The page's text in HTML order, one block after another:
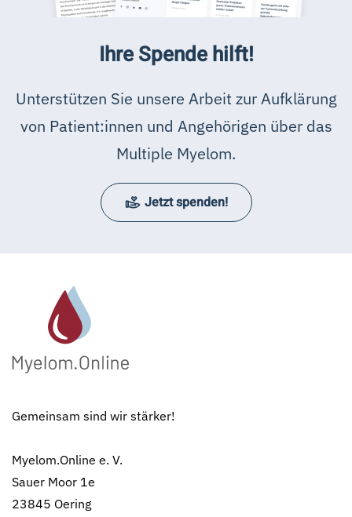
Ihre Spende hilft!
Unterstützen Sie unsere Arbeit zur Aufklärung
von Patient:innen und Angehörigen über das
Multiple Myelom.
Jetzt spenden!
Gemeinsam sind wir stärker!
Myelom.Online e. V.
Sauer Moor 1e
23845 Oering